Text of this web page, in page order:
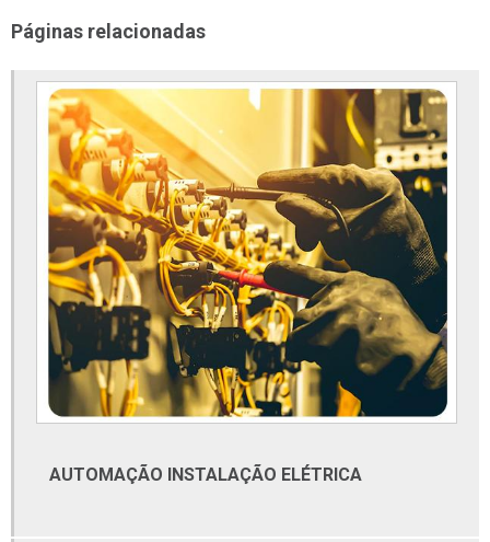
Conexões flangeadas
Conexões forjadas aço carbono
Conexões inox
Conexões inox roscadas
Conexões para tubos de aço carbono
Conexões sanitárias
Conexões sanitárias em aço inox
Conexões tubo galvanizado
Conexões tubulares
Conexões tubulares aço carbono
Conexões tubulares aço inox
Páginas relacionadas
AUTOMAÇÃO INSTALAÇÃO ELÉTRICA